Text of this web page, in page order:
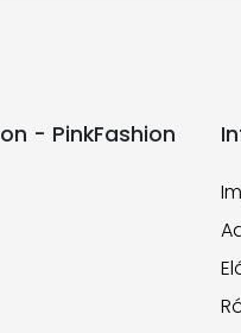
- PinkFashion